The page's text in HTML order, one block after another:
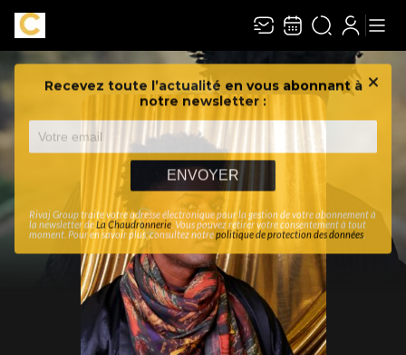
Recevez toute l’actualité en vous abonnant à
notre newsletter :
ENVOYER
Rivaj Group traite votre adresse électronique pour la gestion de votre abonnement à
la newsletter deLa Chaudronnerie. Vous pouvez retirer votre consentement à tout
moment. Pour en savoir plus, consultez notrepolitique de protection des données.